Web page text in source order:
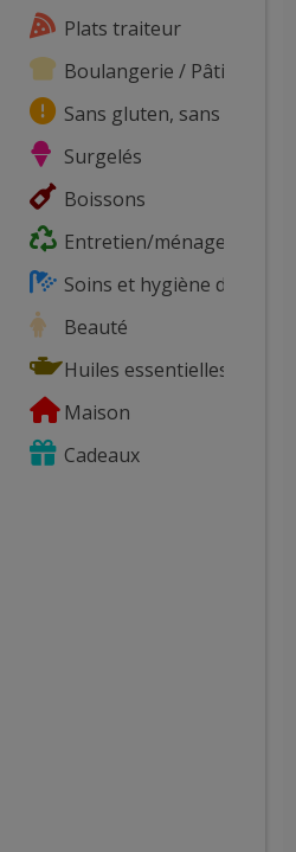
Plats traiteur
Boulangerie / Pâtisserie
Sans gluten, sans lactose, ...
Surgelés
Boissons
Entretien/ménage
Soins et hygiène du corps
Beauté
Huiles essentielles
Maison
Cadeaux